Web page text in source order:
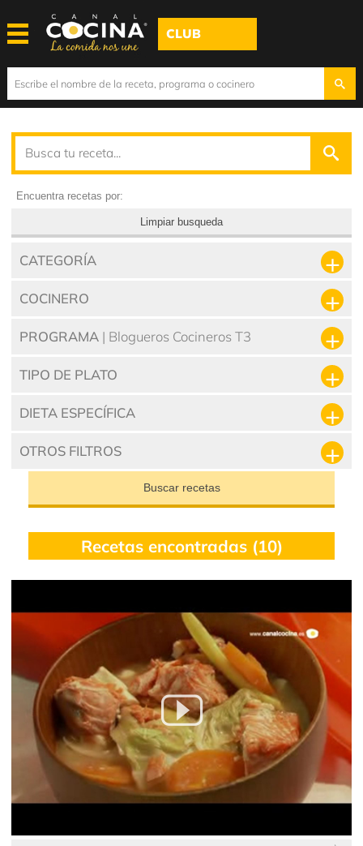
CLUB
Encuentra recetas por:
Limpiar busqueda
CATEGORÍA
COCINERO
PROGRAMA | Blogueros Cocineros T3
TIPO DE PLATO
DIETA ESPECÍFICA
OTROS FILTROS
Buscar recetas
Recetas encontradas (10)